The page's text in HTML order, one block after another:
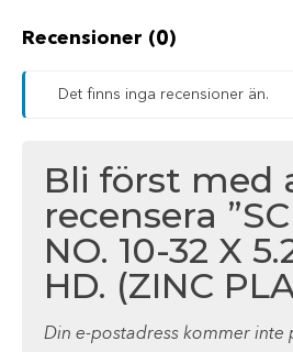
PLATE)
mängd
Recensioner (0)
Det finns inga recensioner än.
Bli först med
recensera
NO. 10-32 X
HD. (ZINC
Din e-postadress kommer inte